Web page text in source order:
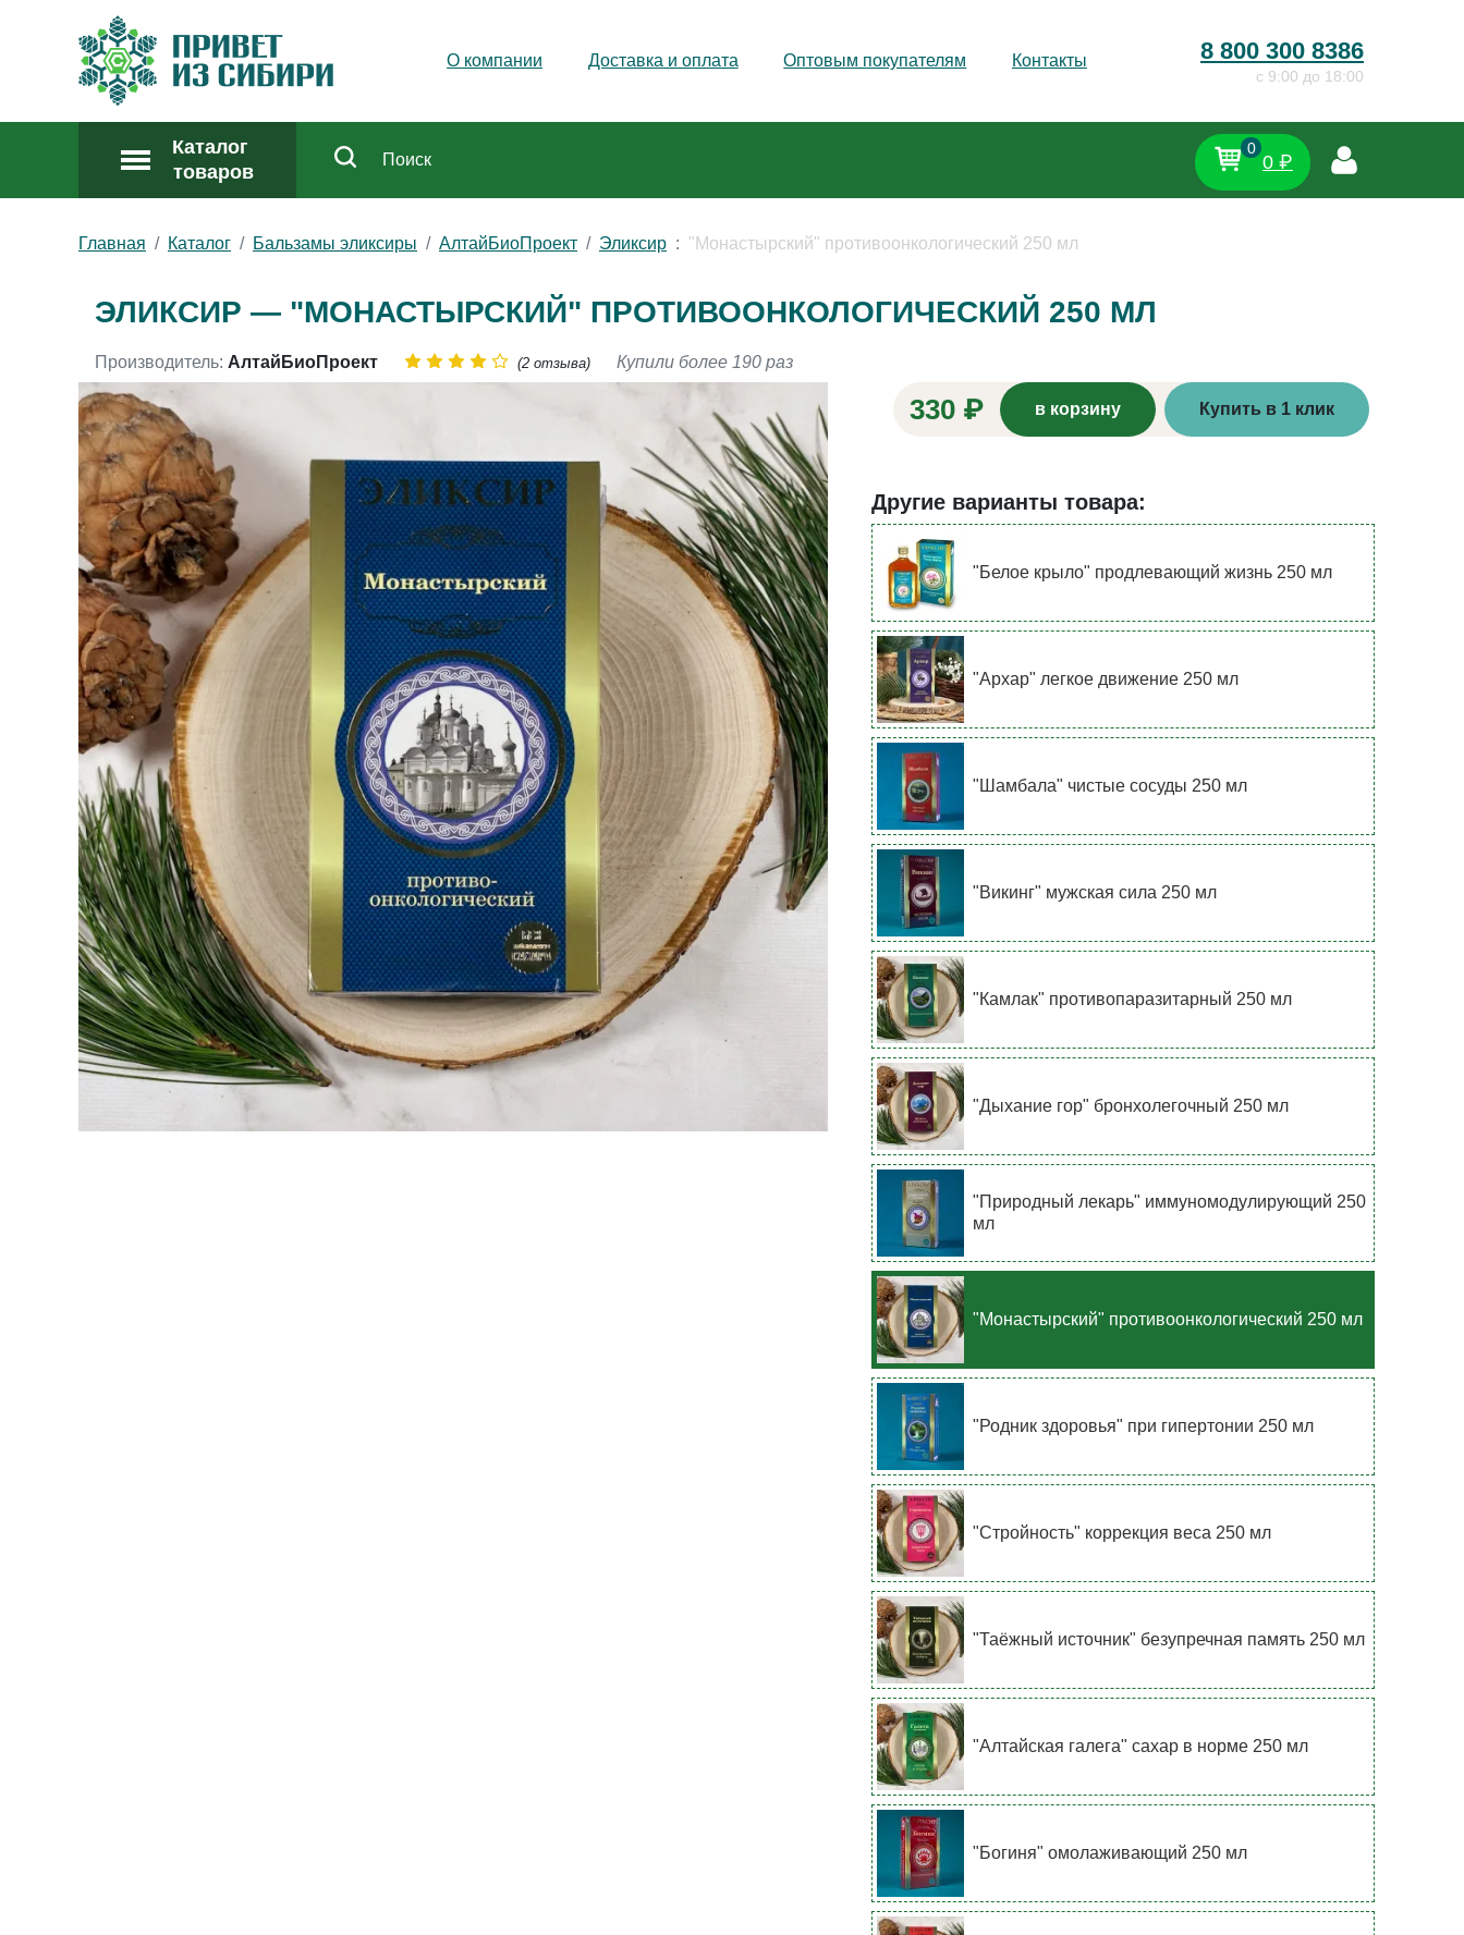
О компании Доставка и оплата Оптовым покупателям Контакты 8 800 300 8386
c 9:00 до 18:00
Каталог
товаров
0
0 ₽
Главная Каталог Бальзамы эликсиры АлтайБиоПроект Эликсир "Монастырский" противоонкологический 250 мл
ЭЛИКСИР — "МОНАСТЫРСКИЙ" ПРОТИВООНКОЛОГИЧЕСКИЙ 250 МЛ
Производитель: АлтайБиоПроект (2 отзыва) Купили более 190 раз
330 ₽ в корзину Купить в 1 клик
Другие варианты товара:
"Белое крыло" продлевающий жизнь 250 мл
"Архар" легкое движение 250 мл
"Шамбала" чистые сосуды 250 мл
"Викинг" мужская сила 250 мл
"Камлак" противопаразитарный 250 мл
"Дыхание гор" бронхолегочный 250 мл
"Природный лекарь" иммуномодулирующий 250
мл
"Монастырский" противоонкологический 250 мл
"Родник здоровья" при гипертонии 250 мл
"Стройность" коррекция веса 250 мл
"Таёжный источник" безупречная память 250 мл
"Алтайская галега" сахар в норме 250 мл
"Богиня" омолаживающий 250 мл